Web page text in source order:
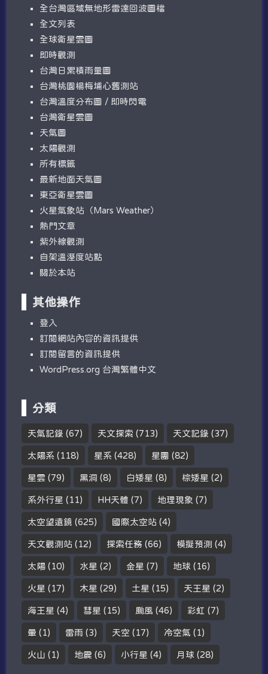
全台灣區域無地形雷達回波圖檔
全文列表
全球衛星雲圖
即時觀測
台灣日累積雨量圖
台灣桃園楊梅埔心舊測站
台灣溫度分布圖 / 即時閃電
台灣衛星雲圖
天氣圖
太陽觀測
所有標籤
最新地面天氣圖
東亞衛星雲圖
火星氣象站（Mars Weather）
熱門文章
紫外線觀測
自架溫溼度站點
關於本站
其他操作
登入
訂閱網站內容的資訊提供
訂閱留言的資訊提供
WordPress.org 台灣繁體中文
分類
天氣記錄 (67) 天文探索 (713) 天文記錄 (37)
太陽系 (118) 星系 (428) 星團 (82)
星雲 (79) 黑洞 (8) 白矮星 (8) 棕矮星 (2)
系外行星 (11) HH天體 (7) 地理現象 (7)
太空望遠鏡 (625) 國際太空站 (4)
天文觀測站 (12) 探索任務 (66) 模擬預測 (4)
太陽 (10) 水星 (2) 金星 (7) 地球 (16)
火星 (17) 木星 (29) 土星 (15) 天王星 (2)
海王星 (4) 彗星 (15) 颱風 (46) 彩虹 (7)
暈 (1) 雷雨 (3) 天空 (17) 冷空氣 (1)
火山 (1) 地震 (6) 小行星 (4) 月球 (28)